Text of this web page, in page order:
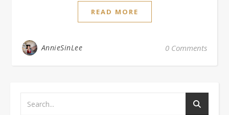
READ MORE
AnnieSinLee 0 Comments